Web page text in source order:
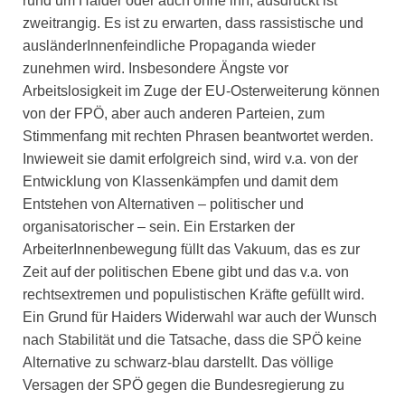
zweitrangig. Es ist zu erwarten, dass rassistische und
ausländerInnenfeindliche Propaganda wieder
zunehmen wird. Insbesondere Ängste vor
Arbeitslosigkeit im Zuge der EU-Osterweiterung können
von der FPÖ, aber auch anderen Parteien, zum
Stimmenfang mit rechten Phrasen beantwortet werden.
Inwieweit sie damit erfolgreich sind, wird v.a. von der
Entwicklung von Klassenkämpfen und damit dem
Entstehen von Alternativen – politischer und
organisatorischer – sein. Ein Erstarken der
ArbeiterInnenbewegung füllt das Vakuum, das es zur
Zeit auf der politischen Ebene gibt und das v.a. von
rechtsextremen und populistischen Kräfte gefüllt wird.
Ein Grund für Haiders Widerwahl war auch der Wunsch
nach Stabilität und die Tatsache, dass die SPÖ keine
Alternative zu schwarz-blau darstellt. Das völlige
Versagen der SPÖ gegen die Bundesregierung zu